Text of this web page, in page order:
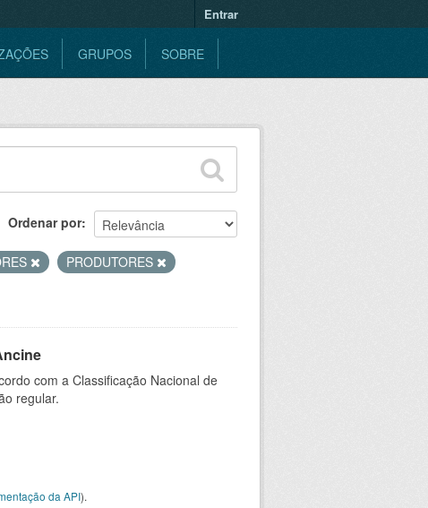
Entrar
GRUPOS SOBRE
Ordenar por
PRODUTORES
com a Classificação Nacional de
regular.
da API).